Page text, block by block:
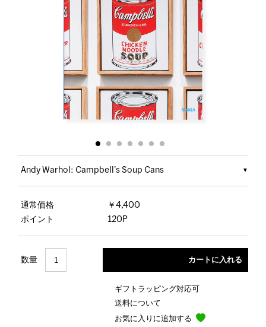
Andy Warhol: Campbell’s Soup Cans
通常価格
￥4,400
ポイント
120P
数量
ギフトラッピング対応可
送料について
お気に入りに追加する